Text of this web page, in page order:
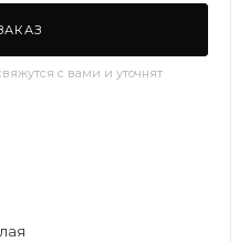
с вами и уточнят